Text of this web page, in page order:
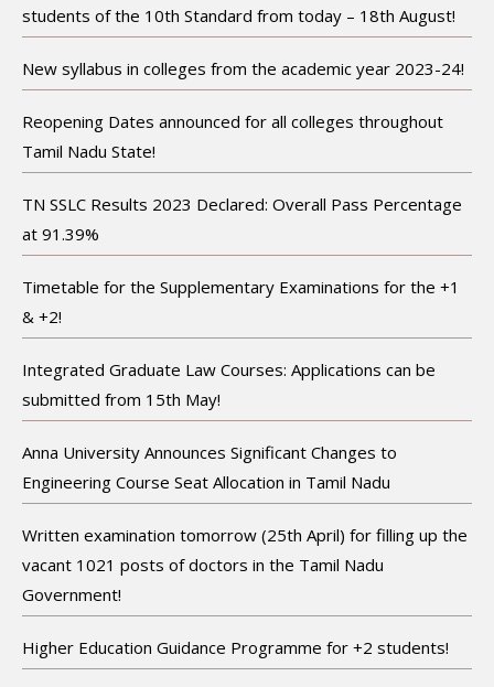
students of the 10th Standard from today – 18th August!
New syllabus in colleges from the academic year 2023-24!
Reopening Dates announced for all colleges throughout
Tamil Nadu State!
TN SSLC Results 2023 Declared: Overall Pass Percentage
at 91.39%
Timetable for the Supplementary Examinations for the +1
& +2!
Integrated Graduate Law Courses: Applications can be
submitted from 15th May!
Anna University Announces Significant Changes to
Engineering Course Seat Allocation in Tamil Nadu
Written examination tomorrow (25th April) for filling up the
vacant 1021 posts of doctors in the Tamil Nadu
Government!
Higher Education Guidance Programme for +2 students!